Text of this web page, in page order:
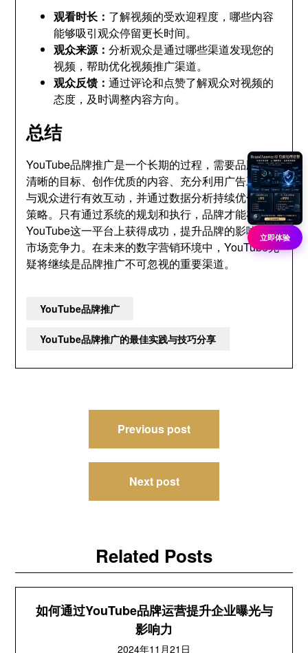
观看时长： 了解视频的受欢迎程度，哪些内容
能够吸引观众停留更长时间。
观众来源：分析观众是通过哪些渠道发现您的
视频，帮助优化视频推广渠道。
观众反馈：通过评论和点赞了解观众对视频的
态度，及时调整内容方向。
总结
YouTube品牌推广是一个长期的过程，需要品牌制定
清晰的目标、创作优质的内容、充分利用广告工具、
与观众进行有效互动，并通过数据分析持续优化推广
策略。只有通过系统的规划和执行，品牌才能在
YouTube这一平台上获得成功，提升品牌的影响力和
市场竞争力。在未来的数字营销环境中，YouTube无
疑将继续是品牌推广不可忽视的重要渠道。
YouTube品牌推广
YouTube品牌推广的最佳实践与技巧分享
Previous post
Next post
Related Posts
如何通过YouTube品牌运营提升企业曝光与
影响力
2024年11月21日
立即体验